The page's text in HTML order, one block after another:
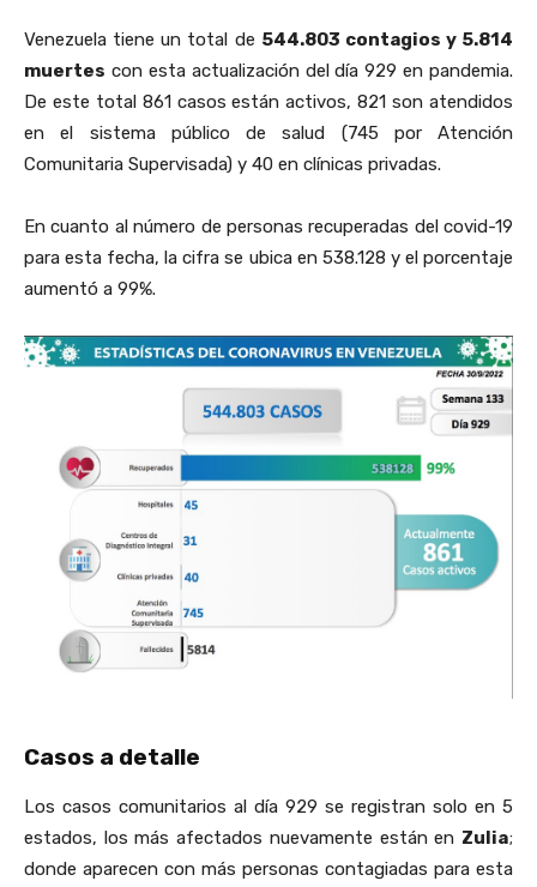
Venezuela tiene un total de 544.803 contagios y 5.814
muertes con esta actualización del día 929 en pandemia.
De este total 861 casos están activos, 821 son atendidos
en el sistema público de salud (745 por Atención
Comunitaria Supervisada) y 40 en clínicas privadas.
En cuanto al número de personas recuperadas del covid-19
para esta fecha, la cifra se ubica en 538.128 y el porcentaje
aumentó a 99%.
Casos a detalle
Los casos comunitarios al día 929 se registran solo en 5
estados, los más afectados nuevamente están en Zulia;
donde aparecen con más personas contagiadas para esta